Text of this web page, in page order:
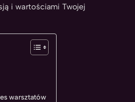
i wartościami Twojej
warsztatów